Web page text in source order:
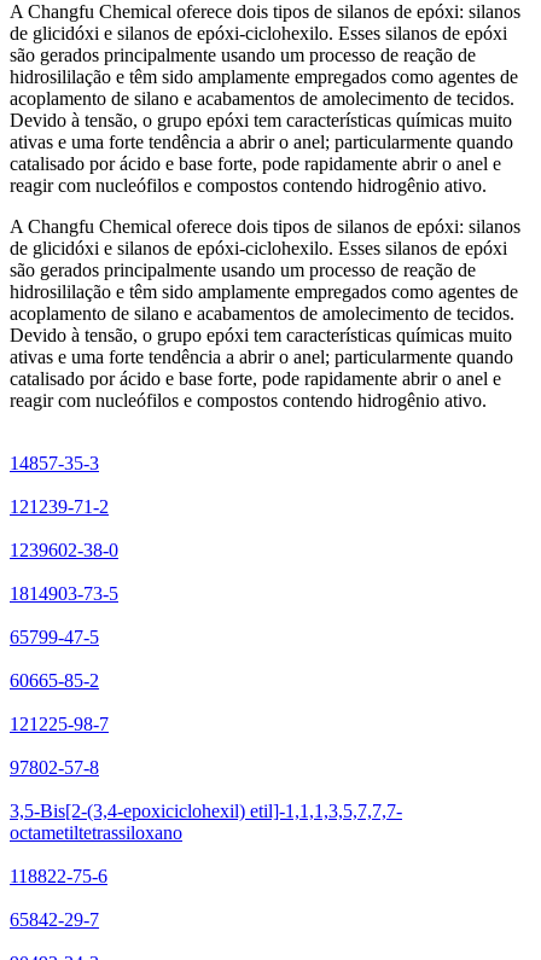
A Changfu Chemical oferece dois tipos de silanos de epóxi: silanos
de glicidóxi e silanos de epóxi-ciclohexilo. Esses silanos de epóxi
são gerados principalmente usando um processo de reação de
hidrosililação e têm sido amplamente empregados como agentes de
acoplamento de silano e acabamentos de amolecimento de tecidos.
Devido à tensão, o grupo epóxi tem características químicas muito
ativas e uma forte tendência a abrir o anel; particularmente quando
catalisado por ácido e base forte, pode rapidamente abrir o anel e
reagir com nucleófilos e compostos contendo hidrogênio ativo.
A Changfu Chemical oferece dois tipos de silanos de epóxi: silanos
de glicidóxi e silanos de epóxi-ciclohexilo. Esses silanos de epóxi
são gerados principalmente usando um processo de reação de
hidrosililação e têm sido amplamente empregados como agentes de
acoplamento de silano e acabamentos de amolecimento de tecidos.
Devido à tensão, o grupo epóxi tem características químicas muito
ativas e uma forte tendência a abrir o anel; particularmente quando
catalisado por ácido e base forte, pode rapidamente abrir o anel e
reagir com nucleófilos e compostos contendo hidrogênio ativo.
14857-35-3
121239-71-2
1239602-38-0
1814903-73-5
65799-47-5
60665-85-2
121225-98-7
97802-57-8
3,5-Bis[2-(3,4-epoxiciclohexil) etil]-1,1,1,3,5,7,7,7-
octametiltetrassiloxano
118822-75-6
65842-29-7